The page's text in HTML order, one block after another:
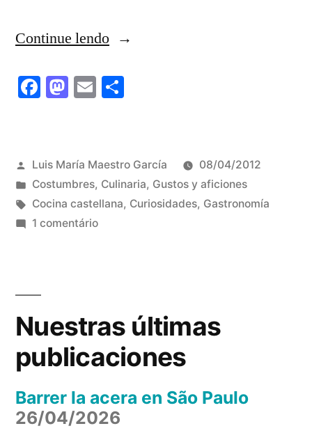
Continue lendo““SOBRINO
BOTÍN”
MÁS
ANTIGUO
Facebook
Mastodon
Email
Publicado
por
Luis María Maestro García
08/04/2012
Publicado
em
Costumbres, Culinaria, Gustos y aficiones
Tags:
Cocina castellana, Curiosidades, Gastronomía
1 comentárioem
RESTAURANTE
MÁS
ANTIGUO
MUNDO
Nuestras últimas
publicaciones
Barrer la acera en São Paulo
26/04/2026